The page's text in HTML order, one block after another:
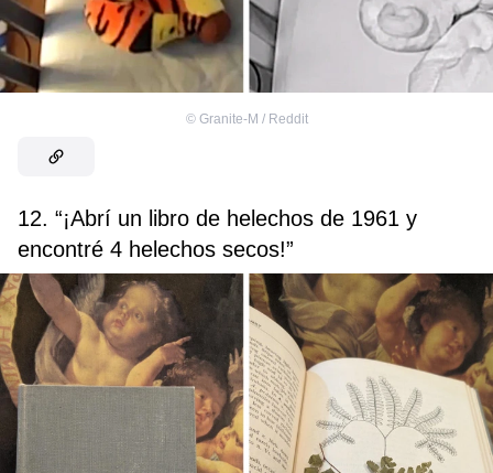
© Granite-M / Reddit
12. “¡Abrí un libro de helechos de 1961 y
encontré 4 helechos secos!”